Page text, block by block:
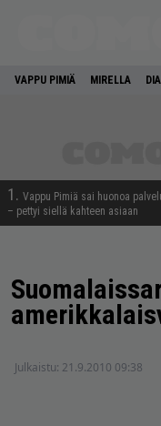
VAPPU PIMIÄ MIRELLA
1. Vappu Pimiä sai huonoa
– pettyi siellä kahteen asiaan
Julkaistu: 21.9.2010 09:38